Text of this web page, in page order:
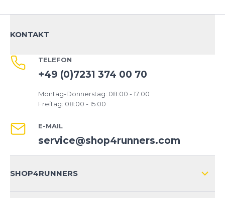
KONTAKT
TELEFON
+49 (0)7231 374 00 70
Montag-Donnerstag: 08:00 - 17:00
Freitag: 08:00 - 15:00
E-MAIL
service@shop4runners.com
SHOP4RUNNERS